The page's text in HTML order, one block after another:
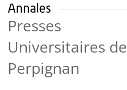
Annales
Presses
Universitaires de
Perpignan